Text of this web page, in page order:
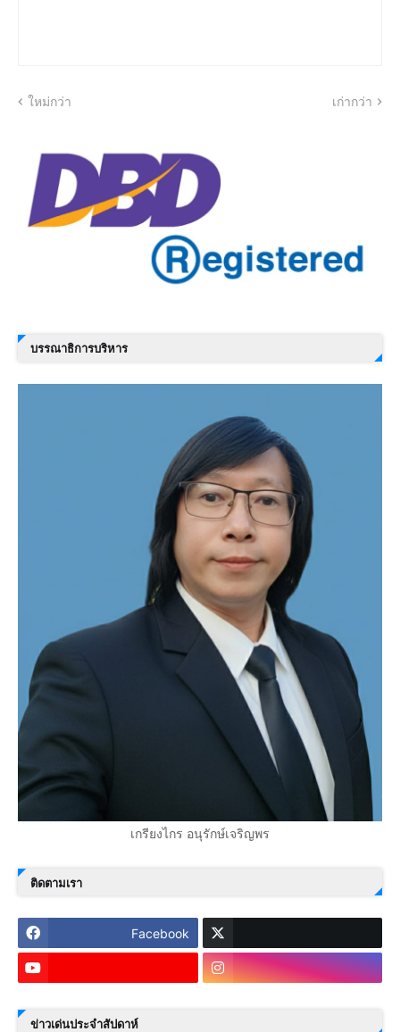
ใหม่กว่า เก่ากว่า
บรรณาธิการบริหาร
เกรียงไกร อนุรักษ์เจริญพร
ติดตามเรา
Facebook
ข่าวเด่นประจำสัปดาห์